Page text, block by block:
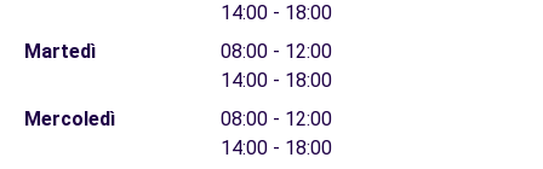
14:00 - 18:00
Martedì
08:00 - 12:00
14:00 - 18:00
Mercoledì
08:00 - 12:00
14:00 - 18:00